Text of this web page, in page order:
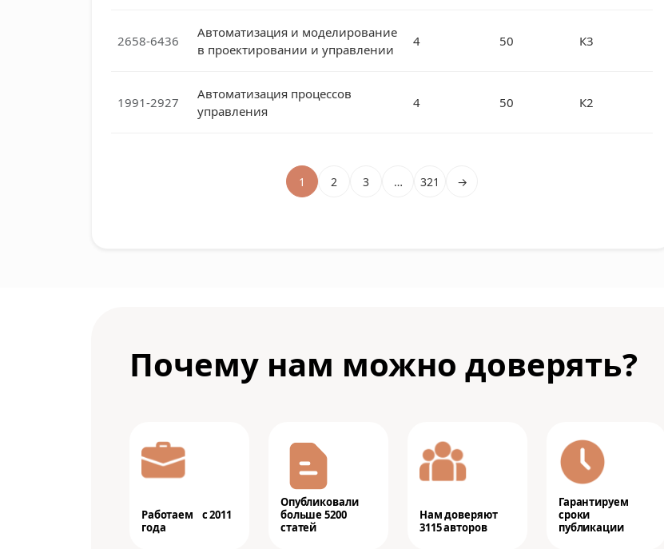
2658-6436
Автоматизация и моделирование
в проектировании и управлении
4 50 К3
1991-2927
Автоматизация процессов
управления
4 50 К2
1 2 3 … 321 →
Почему нам можно доверять?
Работаем с 2011
года
Опубликовали
больше 5200
статей
Нам доверяют
3115 авторов
Гарантируем
сроки
публикации